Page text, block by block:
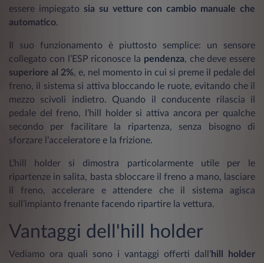
essere impiegatosia su vetture concambio manuale che
automatico.
Il suo funzionamento è piuttosto semplice: un sensore
collegato con l’ESP riconosce la pendenza, che deve essere
superiore al 2%, e, nel momento in cui si preme il pedale del
freno, il sistema si attiva bloccando le ruote, evitando che il
mezzo scivoli indietro. Quando il conducente rilascia il
pedale del freno, l’hill holder si attiva ancora per qualche
secondo per facilitare la ripartenza, senza bisogno di
sforzare l’acceleratore e la frizione.
L’hill holder si dimostra particolarmente utile per le
ripartenze in salita, basta sbloccare il freno a mano, lasciare
il freno, accelerare e attendere che il sistema agisca
sull’impianto frenante facendo ripartire la vettura.
Vantaggi dell'hill holder
Vediamo ora quali sono i vantaggi offerti dall’hill holder